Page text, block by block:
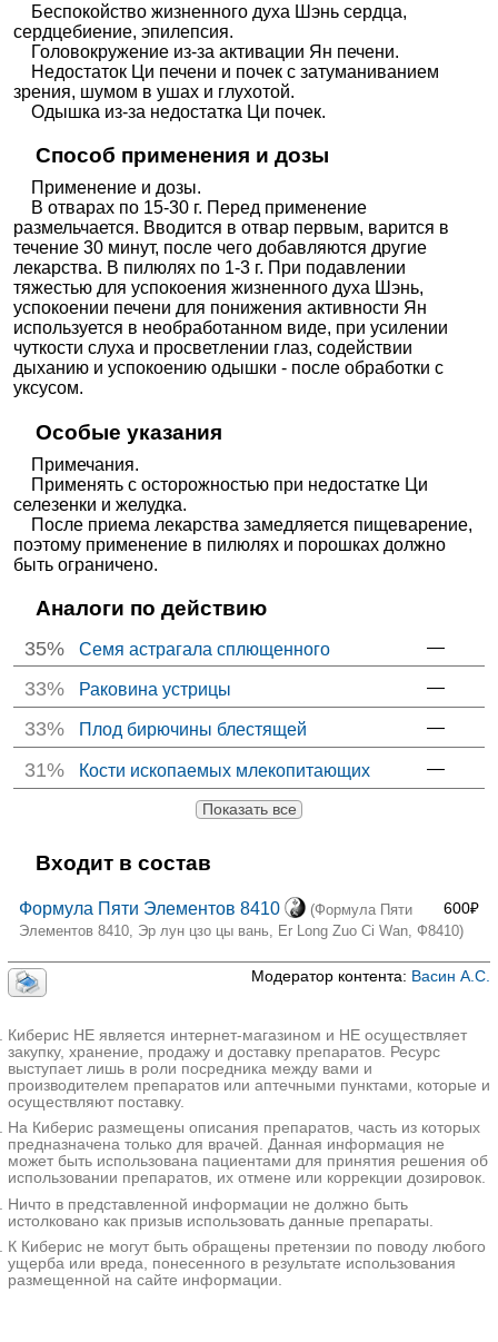
Беспокойство жизненного духа Шэнь сердца,
сердцебиение, эпилепсия.
Головокружение из-за активации Ян печени.
Недостаток Ци печени и почек с затуманиванием
зрения, шумом в ушах и глухотой.
Одышка из-за недостатка Ци почек.
Способ применения и дозы
Применение и дозы.
В отварах по 15-30 г. Перед применение
размельчается. Вводится в отвар первым, варится в
течение 30 минут, после чего добавляются другие
лекарства. В пилюлях по 1-3 г. При подавлении
тяжестью для успокоения жизненного духа Шэнь,
успокоении печени для понижения активности Ян
используется в необработанном виде, при усилении
чуткости слуха и просветлении глаз, содействии
дыханию и успокоению одышки - после обработки с
уксусом.
Особые указания
Примечания.
Применять с осторожностью при недостатке Ци
селезенки и желудка.
После приема лекарства замедляется пищеварение,
поэтому применение в пилюлях и порошках должно
быть ограничено.
Аналоги по действию
35% —
Семя астрагала сплющенного
33% —
Раковина устрицы
33% —
Плод бирючины блестящей
31% —
Кости ископаемых млекопитающих
Показать все
Входит в состав
600₽
Формула Пяти Элементов 8410
(Формула Пяти
Элементов 8410, Эр лун цзо цы вань, Er Long Zuo Ci Wan, Ф8410)
Модератор контента: Васин А.С.
Киберис НЕ является интернет-магазином и НЕ осуществляет
закупку, хранение, продажу и доставку препаратов. Ресурс
выступает лишь в роли посредника между вами и
производителем препаратов или аптечными пунктами, которые и
осуществляют поставку.
На Киберис размещены описания препаратов, часть из которых
предназначена только для врачей. Данная информация не
может быть использована пациентами для принятия решения об
использовании препаратов, их отмене или коррекции дозировок.
Ничто в представленной информации не должно быть
истолковано как призыв использовать данные препараты.
К Киберис не могут быть обращены претензии по поводу любого
ущерба или вреда, понесенного в результате использования
размещенной на сайте информации.